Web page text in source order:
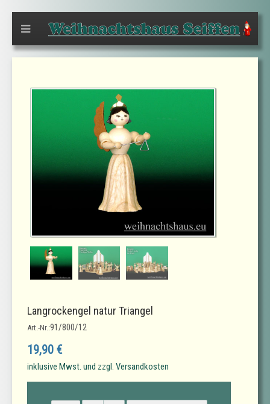
Langrockengel natur Triangel
Art.-Nr.:91/800/12
19,90 €
inklusive Mwst. und zzgl. Versandkosten